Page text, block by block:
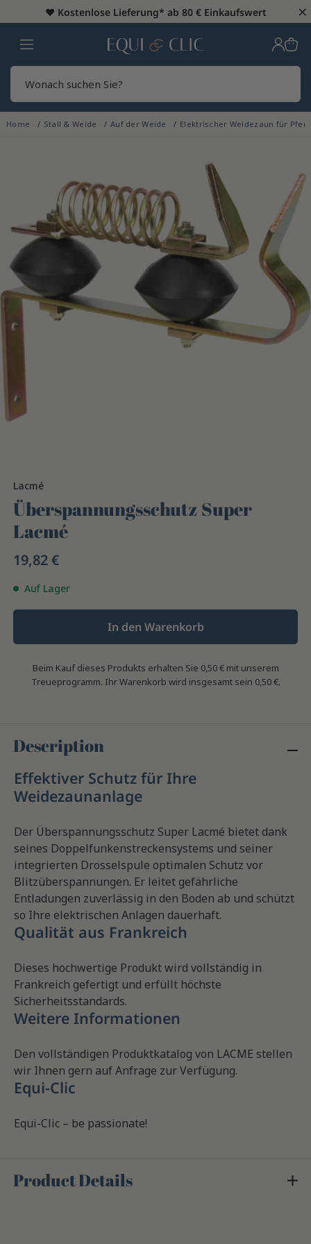
♥️ Kostenlose Lieferung* ab 80 € Einkaufswert ×
Heim
Home Stall & Weide Auf der Weide Elektrischer Weidezaun für
Lacmé
Überspannungsschutz Super
Lacmé
19,82 €
Auf Lager
In den Warenkorb
Beim Kauf dieses Produkts erhalten Sie 0,50 €mit unserem
Treueprogramm. Ihr Warenkorb wird insgesamt sein 0,50 €.
Description
Effektiver Schutz für Ihre
Weidezaunanlage
Der Überspannungsschutz Super Lacmé bietet dank
seines Doppelfunkenstreckensystems und seiner
integrierten Drosselspule optimalen Schutz vor
Blitzüberspannungen. Er leitet gefährliche
Entladungen zuverlässig in den Boden ab und schützt
so Ihre elektrischen Anlagen dauerhaft.
Qualität aus Frankreich
Dieses hochwertige Produkt wird vollständig in
Frankreich gefertigt und erfüllt höchste
Sicherheitsstandards.
Weitere Informationen
Den vollständigen Produktkatalog von LACME stellen
wir Ihnen gern auf Anfrage zur Verfügung.
Equi-Clic
Equi-Clic – be passionate!
Product Details